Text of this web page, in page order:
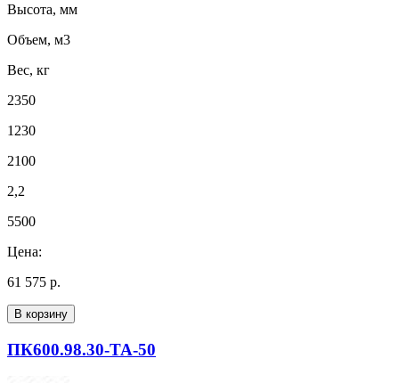
Высота, мм
Объем, м3
Вес, кг
2350
1230
2100
2,2
5500
Цена:
61 575 р.
В корзину
ПК600.98.30-ТА-50